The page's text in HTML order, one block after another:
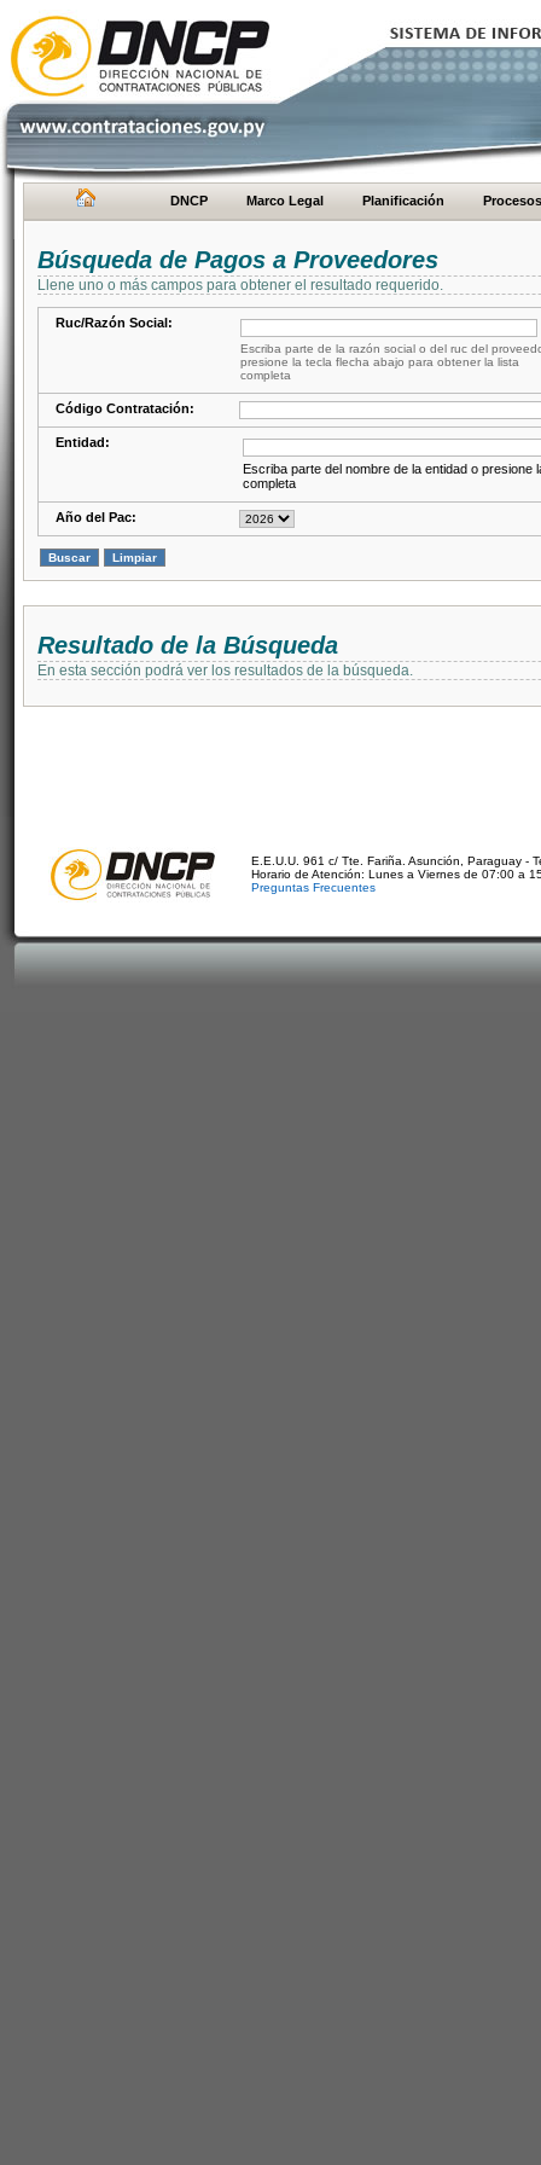
DNCP Marco Legal Planificación Procesos
Búsqueda de Pagos a Proveedores
Llene uno o más campos para obtener el resultado requerido.
Ruc/Razón Social:
Escriba parte de la razón social o del ruc del
presione la tecla flecha abajo para obtener la lista
completa
Código Contratación:
Entidad:
Escriba parte del nombre de la entidad o presione
completa
Año del Pac:
Resultado de la Búsqueda
En esta sección podrá ver los resultados de la búsqueda.
E.E.U.U. 961 c/ Tte. Fariña. Asunción, Paraguay -
Horario de Atención: Lunes a Viernes de 07:00 a
Preguntas Frecuentes